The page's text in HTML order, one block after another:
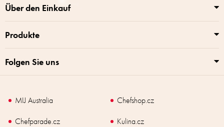
e
Über den Einkauf
Produkte
Folgen Sie uns
MIJ Australia
Chefshop.cz
Chefparade.cz
Kulina.cz